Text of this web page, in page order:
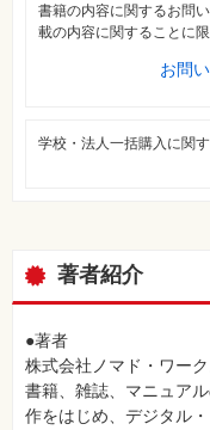
書籍の内容に関するお問
載の内容に関することに限
お問
学校・法人一括購入に関
著者紹介
●著者
株式会社ノマド・ワーク
書籍、雑誌、マニュア
作をはじめ、デジタル